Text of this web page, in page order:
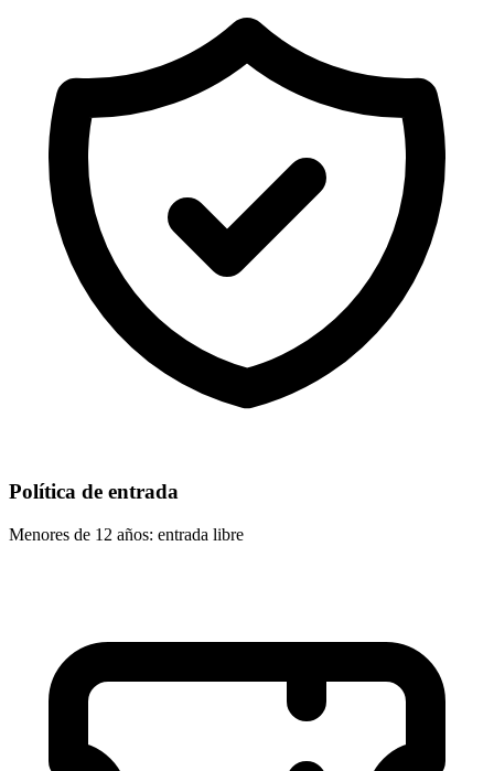
Política de entrada
Menores de 12 años: entrada libre